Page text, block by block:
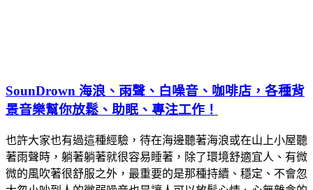
SounDrown 海浪、雨聲、白噪音、咖啡店，各種背
景音樂幫你放鬆、助眠、專注工作！
也許大家也有過這種經驗，待在海邊聽著海浪或在山上小屋聽
著雨聲時，躺著躺著就很容易睡著，除了環境舒適宜人、有微
微的風吹著很舒服之外，最重要的是那種持續、穩定、不會忽